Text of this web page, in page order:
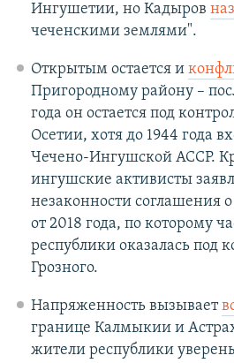
Ингушетии, но Кадыров
чеченскими землями".
Открытым остается и
Пригородному району –
года он остается под
Осетии, хотя до 1944 года
Чечено-Ингушской АССР.
ингушские активисты
незаконности соглашения
от 2018 года, по которому
республики оказалась под
Грозного.
Напряженность вызывает
границе Калмыкии и
жители республики